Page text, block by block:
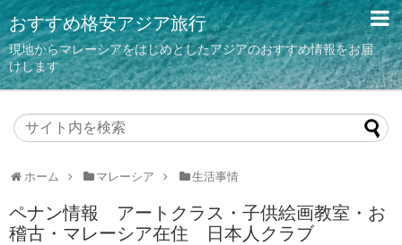
おすすめ格安アジア旅行
現地からマレーシアをはじめとしたアジアのおすすめ情報をお届
けします
ホーム マレーシア 生活事情
ペナン情報 アートクラス・子供絵画教室・お
稽古・マレーシア在住 日本人クラブ